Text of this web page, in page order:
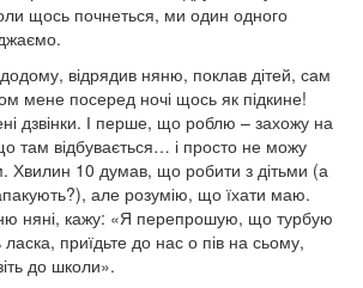
щось почнеться, ми один одного
відрядив няню, поклав дітей, сам
мене посеред ночі щось як підкине!
дзвінки. І перше, що роблю – захожу на
там відбувається… і просто не можу
Хвилин 10 думав, що робити з дітьми (а
але розумію, що їхати маю.
няні, кажу: «Я перепрошую, що турбую
приїдьте до нас о пів на сьому,
до школи».